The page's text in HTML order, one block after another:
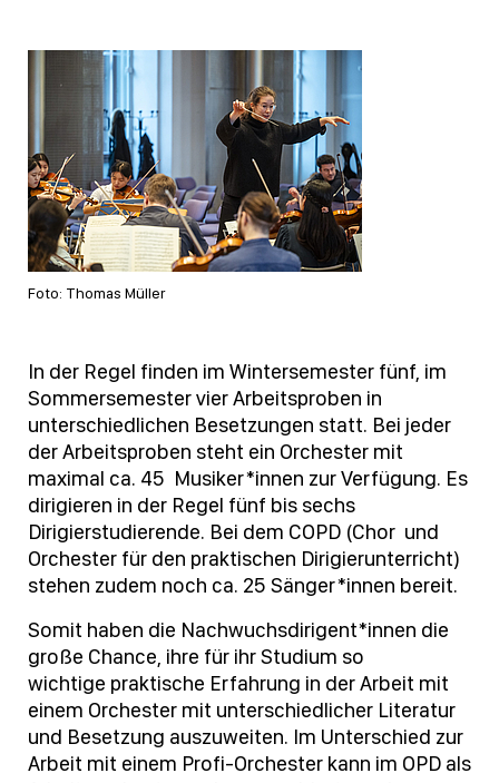
Foto: Thomas Müller
In der Regel finden im Wintersemester fünf, im
Sommersemester vier Arbeitsproben in
unterschiedlichen Besetzungen statt. Bei jeder
der Arbeitsproben steht ein Orchester mit
maximal ca. 45 Musiker*innen zur Verfügung. Es
dirigieren in der Regel fünf bis sechs
Dirigierstudierende. Bei dem COPD (Chor und
Orchester für den praktischen Dirigierunterricht)
stehen zudem noch ca. 25 Sänger*innen bereit.
Somit haben die Nachwuchsdirigent*innen die
große Chance, ihre für ihr Studium so
wichtige praktische Erfahrung in der Arbeit mit
einem Orchester mit unterschiedlicher Literatur
und Besetzung auszuweiten. Im Unterschied zur
Arbeit mit einem Profi-Orchester kann im OPD als